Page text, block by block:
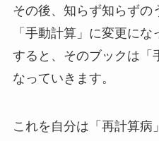
その後、知らず知らずの
「手動計算」に変更に
すると、そのブックは「
なっていきます。
これを自分は「再計算病